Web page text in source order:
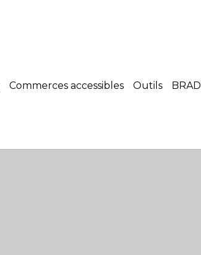
Commerces accessibles Outils BRAD